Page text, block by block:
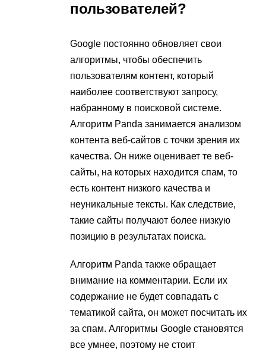
пользователей?
Google постоянно обновляет свои
алгоритмы, чтобы обеспечить
пользователям контент, который
наиболее соответствуют запросу,
набранному в поисковой системе.
Алгоритм Panda занимается анализом
контента веб-сайтов с точки зрения их
качества. Он ниже оценивает те веб-
сайты, на которых находится спам, то
есть контент низкого качества и
неуникальные тексты. Как следствие,
такие сайты получают более низкую
позицию в результатах поиска.
Алгоритм Panda также обращает
внимание на комментарии. Если их
содержание не будет совпадать с
тематикой сайта, он может посчитать их
за спам. Алгоритмы Google становятся
все умнее, поэтому не стоит